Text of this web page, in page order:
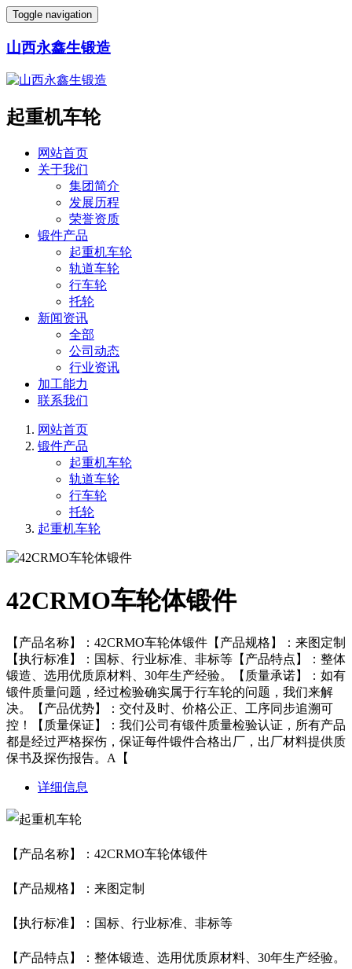
Toggle navigation
山西永鑫生锻造
起重机车轮
网站首页
关于我们
集团简介
发展历程
荣誉资质
锻件产品
起重机车轮
轨道车轮
行车轮
托轮
新闻资讯
全部
公司动态
行业资讯
加工能力
联系我们
网站首页
锻件产品
起重机车轮
轨道车轮
行车轮
托轮
起重机车轮
42CRMO车轮体锻件
【产品名称】：42CRMO车轮体锻件【产品规格】：来图定制
【执行标准】：国标、行业标准、非标等【产品特点】：整体
锻造、选用优质原材料、30年生产经验。【质量承诺】：如有
锻件质量问题，经过检验确实属于行车轮的问题，我们来解
决。【产品优势】：交付及时、价格公正、工序同步追溯可
控！【质量保证】：我们公司有锻件质量检验认证，所有产品
都是经过严格探伤，保证每件锻件合格出厂，出厂材料提供质
保书及探伤报告。A【
详细信息
【产品名称】：42CRMO车轮体锻件
【产品规格】：来图定制
【执行标准】：国标、行业标准、非标等
【产品特点】：整体锻造、选用优质原材料、30年生产经验。